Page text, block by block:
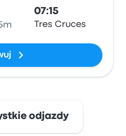
07:15
Tres Cruces
odjazdy